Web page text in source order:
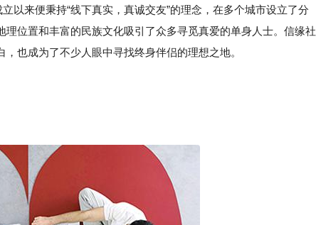
以来便秉持“线下真实，真诚交友”的理念，在多个城市设立了分
理位置和丰富的民族文化吸引了众多寻觅真爱的单身人士。信缘社
也成为了不少人眼中寻找终身伴侣的理想之地。